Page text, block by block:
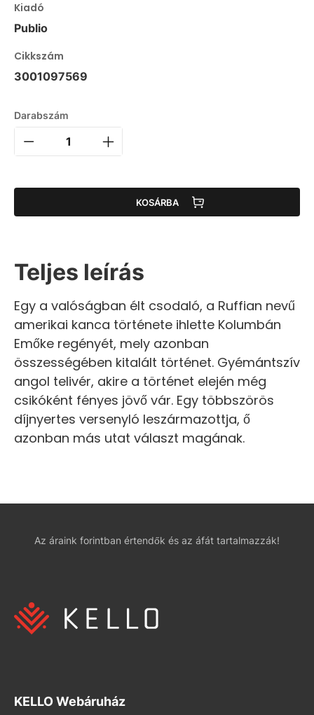
Kiadó
Publio
Cikkszám
3001097569
Darabszám
KOSÁRBA
Teljes leírás
Egy a valóságban élt csodaló, a Ruffian nevű
amerikai kanca története ihlette Kolumbán
Emőke regényét, mely azonban
összességében kitalált történet. Gyémántszív
angol telivér, akire a történet elején még
csikóként fényes jövő vár. Egy többszörös
díjnyertes versenyló leszármazottja, ő
azonban más utat választ magának.
Az áraink forintban értendők és az áfát tartalmazzák!
KELLO Webáruház